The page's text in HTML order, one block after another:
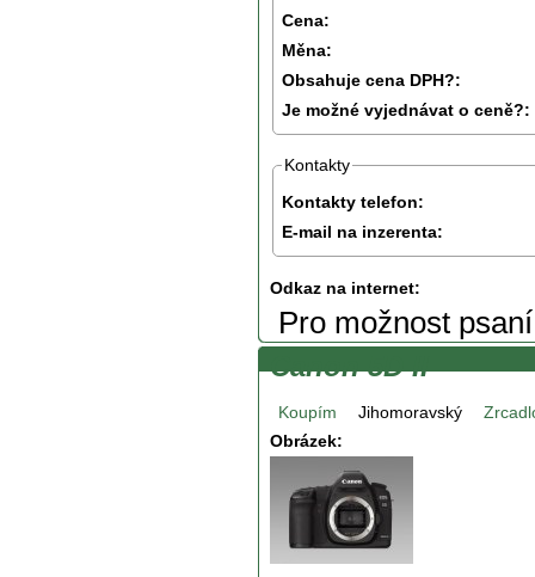
Cena:
Měna:
Obsahuje cena DPH?:
Je možné vyjednávat o ceně?:
Kontakty
Kontakty telefon:
E-mail na inzerenta:
Odkaz na internet:
Pro možnost
Canon 5D II
Koupím Jihomoravský
Obrázek: